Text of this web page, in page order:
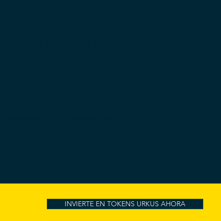
INVIERTE EN TOKENS URKUS AHORA